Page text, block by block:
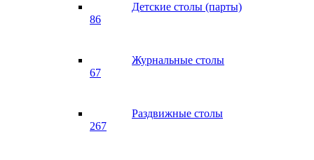
Детские столы (парты)
86
Журнальные столы
67
Раздвижные столы
267